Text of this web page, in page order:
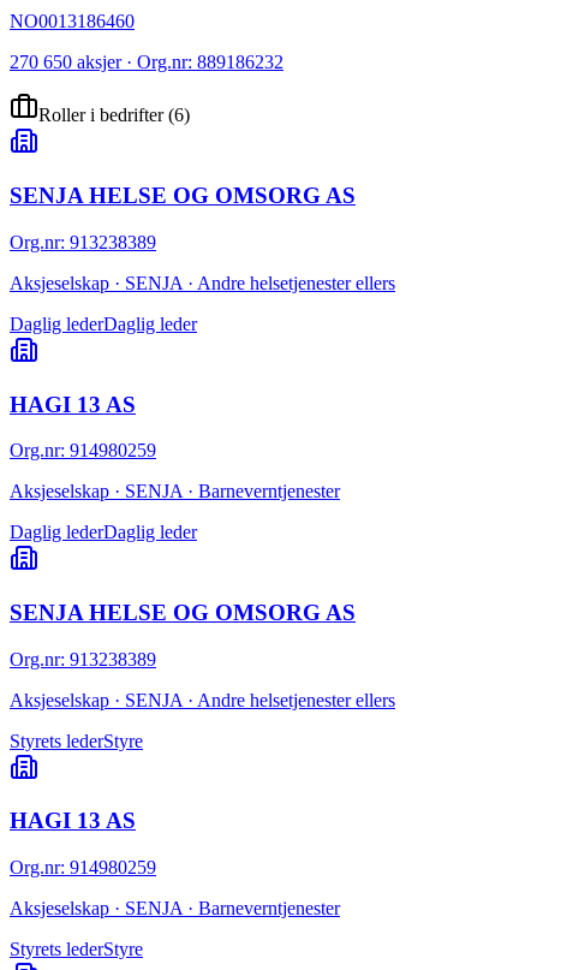
NO0013186460
270 650 aksjer · Org.nr: 889186232
Roller i bedrifter(6)
SENJA HELSE OG OMSORG AS
Org.nr: 913238389
Aksjeselskap · SENJA · Andre helsetjenester ellers
Daglig lederDaglig leder
HAGI 13 AS
Org.nr: 914980259
Aksjeselskap · SENJA · Barneverntjenester
Daglig lederDaglig leder
SENJA HELSE OG OMSORG AS
Org.nr: 913238389
Aksjeselskap · SENJA · Andre helsetjenester ellers
Styrets lederStyre
HAGI 13 AS
Org.nr: 914980259
Aksjeselskap · SENJA · Barneverntjenester
Styrets lederStyre